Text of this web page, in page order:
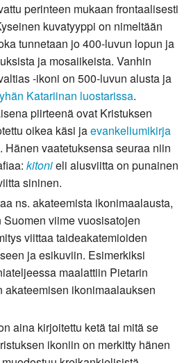
perinteen mukaan frontaalisesti
kuvatyyppi on nimeltään
tunnetaan jo 400-luvun lopun ja
ja mosaiikeista. Vanhin
-ikoni on 500-luvun alusta ja
Katariinan luostarissa.
piirteenä ovat Kristuksen
oikea käsi jaevankeliumikirja
Hänen vaatetuksensa seuraa niin
kitonieli alusviitta on punainen
sininen.
ns. akateemista ikonimaalausta,
viime vuosisatojen
viittaa taideakatemioiden
ja esikuviin. Esimerkiksi
maalattiin Pietarin
akateemisen ikonimaalauksen
aina kirjoitettu ketä tai mitä se
ikoniin on merkitty hänen